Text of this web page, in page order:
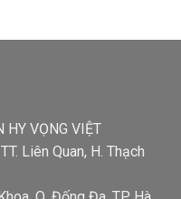
HY VỌNG VIỆT
Liên Quan, H. Thạch